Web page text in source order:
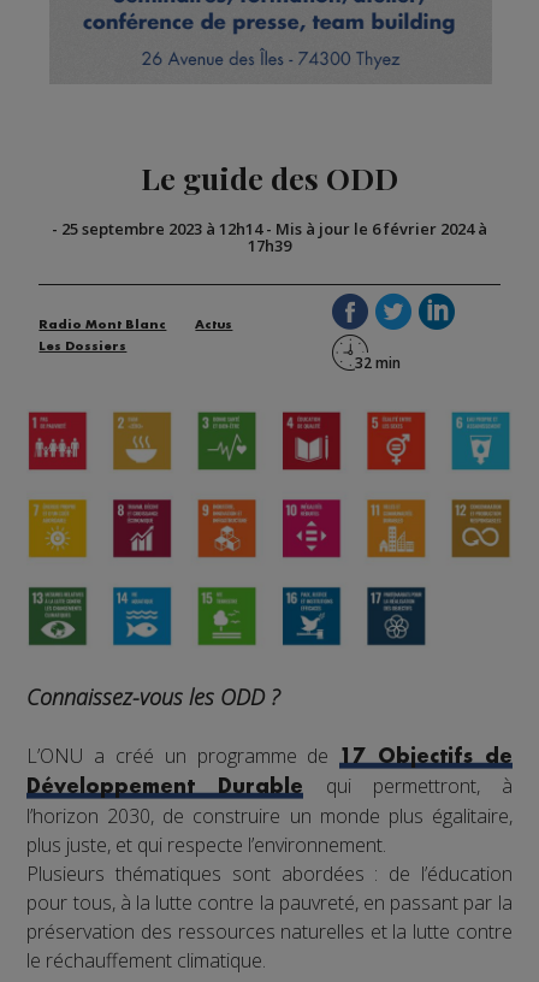
Le guide des ODD
- 25 septembre 2023 à 12h14- Mis à jour le 6 février 2024 à
17h39
Radio Mont Blanc
Actus
Les Dossiers
Connaissez-vous les ODD ?
L’ONU a créé un programme de17 Objectifs de
Développement Durable
qui permettront, à
l’horizon 2030, de construire un monde plus égalitaire,
plus juste, et qui respecte l’environnement.
Plusieurs thématiques sont abordées : de l’éducation
pour tous, à la lutte contre la pauvreté, en passant par la
préservation des ressources naturelles et la lutte contre
le réchauffement climatique.